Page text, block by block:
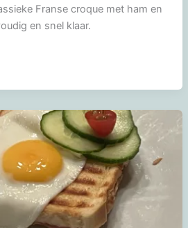
Franse croque met ham en
en snel klaar.